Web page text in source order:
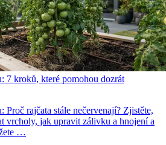
7 kroků, které pomohou dozrát
Proč rajčata stále nečervenají? Zjistěte,
vrcholy, jak upravit zálivku a hnojení a
…